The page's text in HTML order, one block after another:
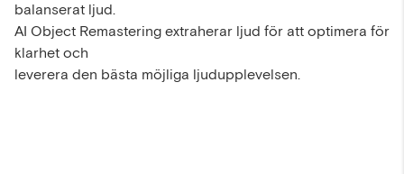
balanserat ljud.
AI Object Remastering extraherar ljud för att optimera för
klarhet och
leverera den bästa möjliga ljudupplevelsen.